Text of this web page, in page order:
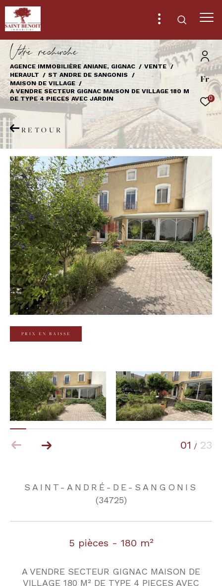
Fr
0
Vore recece
AGENCE IMMOBILIÈRE ANIANE, GIGNAC
VENTE
HERAULT
ST ANDRE DE SANGONIS
MAISON DE VILLAGE
A VENDRE SECTEUR GIGNAC MAISON DE VILLAGE 180 M
DE TYPE 4 PIECES AVEC JARDIN
RETOUR
PRIX EN BAISSE
01 / 23
SAINT-ANDRÉ-DE-SANGONIS
(34725)
5 pièces - 180 m²
A VENDRE SECTEUR GIGNAC MAISON DE
VILLAGE 180 M² DE TYPE 4 PIECES AVEC
Effectuer une recherche
et trouver le bien qui correspond à vos
critères
Vente
Type
de
bien
Type de bien
Ville
Budget
Budget
Surface
Surface
Pièces
Référence
AFFINER LES CRITÈRES
TERRASSE PARKING PISCINE
RECHERCHER